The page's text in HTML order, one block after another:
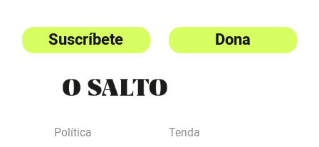
Suscríbete Dona
Política
Tenda